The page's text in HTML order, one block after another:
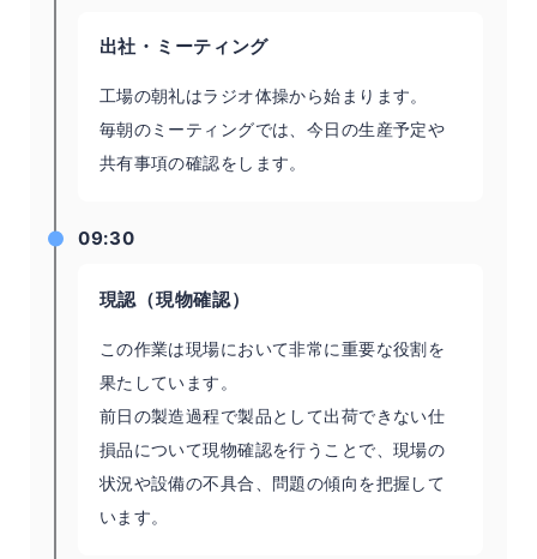
出社・ミーティング
工場の朝礼はラジオ体操から始まります。
毎朝のミーティングでは、今日の生産予定や
共有事項の確認をします。
09:30
現認（現物確認）
この作業は現場において非常に重要な役割を
果たしています。
前日の製造過程で製品として出荷できない仕
損品について現物確認を行うことで、現場の
状況や設備の不具合、問題の傾向を把握して
います。